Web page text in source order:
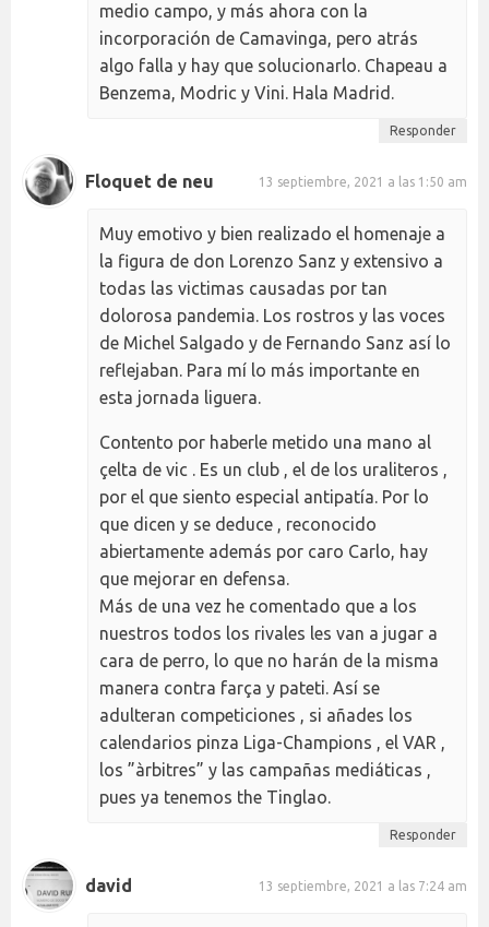
medio campo, y más ahora con la
incorporación de Camavinga, pero atrás
algo falla y hay que solucionarlo. Chapeau a
Benzema, Modric y Vini. Hala Madrid.
Responder
Floquet de neu 13 septiembre, 2021 a las 1:50 am
Muy emotivo y bien realizado el homenaje a
la figura de don Lorenzo Sanz y extensivo a
todas las victimas causadas por tan
dolorosa pandemia. Los rostros y las voces
de Michel Salgado y de Fernando Sanz así lo
reflejaban. Para mí lo más importante en
esta jornada liguera.
Contento por haberle metido una mano al
çelta de vic . Es un club , el de los uraliteros ,
por el que siento especial antipatía. Por lo
que dicen y se deduce , reconocido
abiertamente además por caro Carlo, hay
que mejorar en defensa.
Más de una vez he comentado que a los
nuestros todos los rivales les van a jugar a
cara de perro, lo que no harán de la misma
manera contra farça y pateti. Así se
adulteran competiciones , si añades los
calendarios pinza Liga-Champions , el VAR ,
los ”àrbitres” y las campañas mediáticas ,
pues ya tenemos the Tinglao.
Responder
david 13 septiembre, 2021 a las 7:24 am